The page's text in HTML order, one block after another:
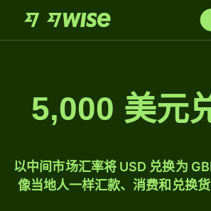
5,000 美元
以中间市场汇率将 USD 兑换为
像当地人一样汇款、消费和兑换货